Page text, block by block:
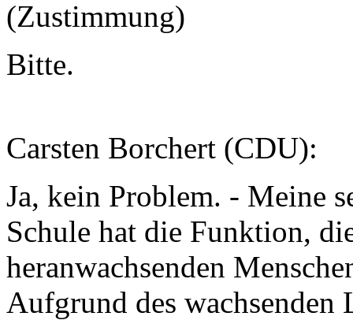
(Zustimmung)
Bitte.
Carsten Borchert (CDU):
Ja, kein Problem. - Meine
Schule hat die Funktion,
heranwachsenden
Aufgrund des wachsenden